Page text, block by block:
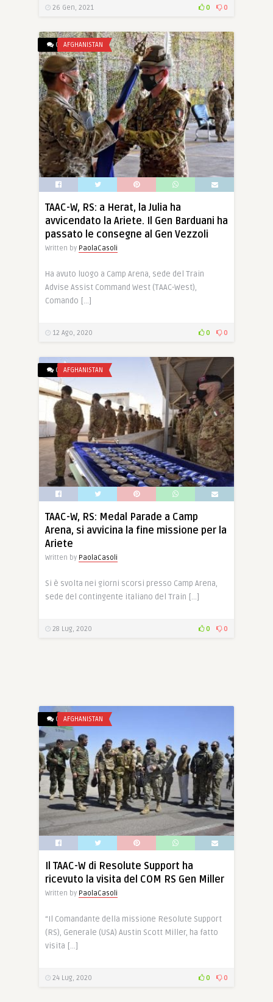
26 Gen, 2021 0 0
0 AFGHANISTAN
TAAC-W, RS: a Herat, la Julia ha
avvicendato la Ariete. Il Gen Barduani ha
passato le consegne al Gen Vezzoli
Written by PaolaCasoli
Ha avuto luogo a Camp Arena, sede del Train
Advise Assist Command West (TAAC-West),
Comando […]
12 Ago, 2020 0 0
0 AFGHANISTAN
TAAC-W, RS: Medal Parade a Camp
Arena, si avvicina la fine missione per la
Ariete
Written by PaolaCasoli
Si è svolta nei giorni scorsi presso Camp Arena,
sede del contingente italiano del Train […]
28 Lug, 2020 0 0
0 AFGHANISTAN
Il TAAC-W di Resolute Support ha
ricevuto la visita del COM RS Gen Miller
Written by PaolaCasoli
“Il Comandante della missione Resolute Support
(RS), Generale (USA) Austin Scott Miller, ha fatto
visita […]
24 Lug, 2020 0 0